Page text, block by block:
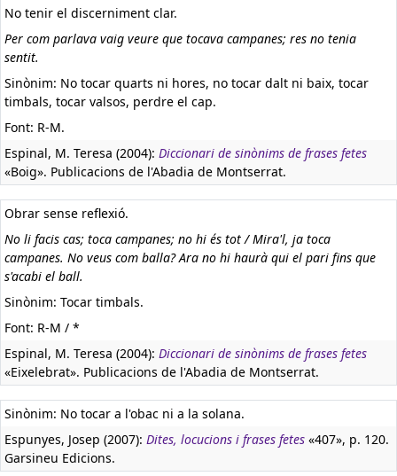
No tenir el discerniment clar.
Per com parlava vaig veure que tocava campanes; res no tenia
sentit.
Sinònim: No tocar quarts ni hores, no tocar dalt ni baix, tocar
timbals, tocar valsos, perdre el cap.
Font: R-M.
Espinal, M. Teresa (2004): Diccionari de sinònims de frases fetes
«Boig». Publicacions de l'Abadia de Montserrat.
Obrar sense reflexió.
No li facis cas; toca campanes; no hi és tot / Mira'l, ja toca
campanes. No veus com balla? Ara no hi haurà qui el pari fins que
s'acabi el ball.
Sinònim: Tocar timbals.
Font: R-M / *
Espinal, M. Teresa (2004): Diccionari de sinònims de frases fetes
«Eixelebrat». Publicacions de l'Abadia de Montserrat.
Sinònim: No tocar a l'obac ni a la solana.
Espunyes, Josep (2007): Dites, locucions i frases fetes «407», p. 120.
Garsineu Edicions.